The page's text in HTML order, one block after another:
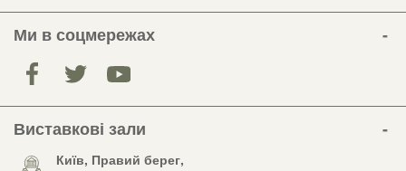
Ми в соцмережах
Виставкові зали
Київ, Правий берег,